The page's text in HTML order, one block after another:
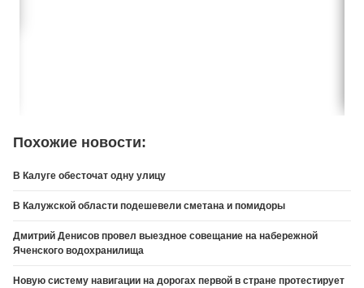
Похожие новости:
В Калуге обесточат одну улицу
В Калужской области подешевели сметана и помидоры
Дмитрий Денисов провел выездное совещание на набережной
Яченского водохранилища
Новую систему навигации на дорогах первой в стране протестирует